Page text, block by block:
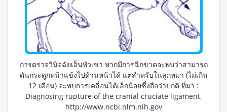
การตรวจวินิจฉัยเอ็นหัวเข่า หากมีการฉีกขาดจะพบว่าสามารถ
ดันกระดูกหน้าแข้งไปด้านหน้าได้ แต่สำหรับในลูกหมา (ไม่เกิน
12 เดือน) จะพบการเคลื่อนได้เล็กน้อยซึ่งถือว่าปกติ ที่มา :
Diagnosing rupture of the cranial cruciate ligament,
http://www.ncbi.nlm.nih.gov